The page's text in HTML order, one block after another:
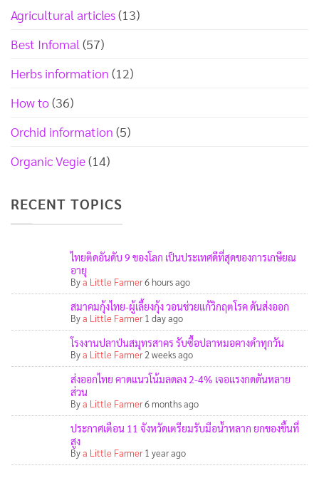
Agricultural articles(13)
Best Infomal (57)
Herbs information (12)
How to(36)
Orchid information (5)
Organic Vegie(14)
RECENT TOPICS
ไทยติดอันดับ 9 ของโลก เป็นประเทศดีที่สุดของการเกษียณ
อายุ
Bya Little Farmer6 hours ago
สมาคมกุ้งไทย-ผู้เลี้ยงกุ้ง วอนช่วยแก้วิกฤตโรค ดันส่งออก
Bya Little Farmer 1 day ago
โรงงานปลาป่นสมุทรสาคร รับซื้อปลาหมอคางดำทุกวัน
Bya Little Farmer2 weeks ago
ส่งออกไทย คาดแนวโน้มลดลง 2-4% เจอแรงกดดันหลาย
ส่วน
Bya Little Farmer6 months ago
ประกาศเตือน 11 จังหวัดเตรียมรับมือน้ำหลาก ยกของขึ้นที่
สูง
Bya Little Farmer 1 year ago